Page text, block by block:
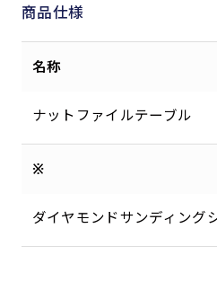
商品仕様
名称
ナットファイルテーブル
※
ダイヤモンドサンディング